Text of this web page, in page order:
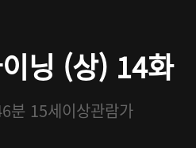
닝 (상) 14화
분 15세이상관람가